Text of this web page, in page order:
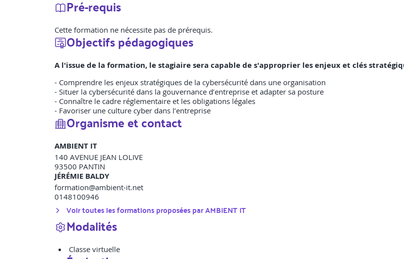
Pré-requis
Cette formation ne nécessite pas de prérequis.
Objectifs pédagogiques
A l'issue de la formation, le stagiaire sera capable de s'approprier les enjeux et clés
- Comprendre les enjeux stratégiques de la cybersécurité dans une organisation
- Situer la cybersécurité dans la gouvernance d’entreprise et adapter sa posture
- Connaître le cadre réglementaire et les obligations légales
- Favoriser une culture cyber dans l’entreprise
Organisme et contact
AMBIENT IT
140 AVENUE JEAN LOLIVE
93500 PANTIN
JÉRÉMIE BALDY
formation@ambient-it.net
0148100946
Voir toutes les formations proposées parAMBIENT IT
Modalités
Classe virtuelle